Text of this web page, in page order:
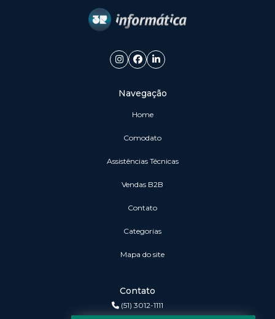
Navegação
Home
Comodato
Assistências Técnicas
vendas B2B
Contato
Categorias
Mapa do site
Contato
(51) 3012-1111